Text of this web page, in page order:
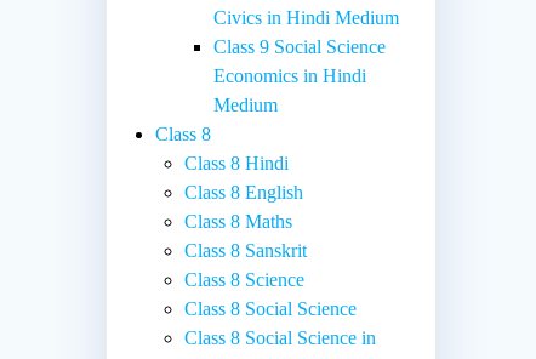
Civics in Hindi Medium
Class 9 Social Science
Economics in Hindi
Medium
Class 8
Class 8 Hindi
Class 8 English
Class 8 Maths
Class 8 Sanskrit
Class 8 Science
Class 8 Social Science
Class 8 Social Science in